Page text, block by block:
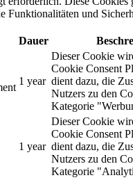
Funktionalitäten und
Dauer
1 year
Dieser Cookie
Cookie Consent
dient dazu, die
Nutzers zu den
Kategorie
1 year
Dieser Cookie
Cookie Consent
dient dazu, die
Nutzers zu den
Kategorie